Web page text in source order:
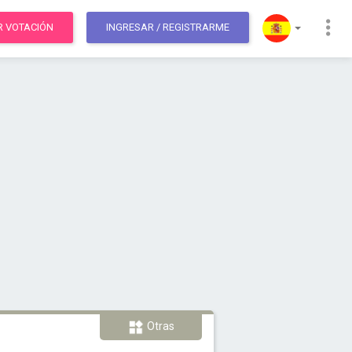
VOTACIÓN INGRESAR / REGISTRARME
Otras